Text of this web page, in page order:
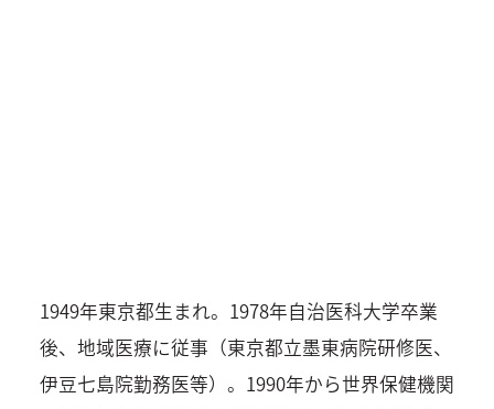
1949年東京都生まれ。1978年自治医科大学卒業
後、地域医療に従事（東京都立墨東病院研修医、
伊豆七島院勤務医等）。1990年から世界保健機関